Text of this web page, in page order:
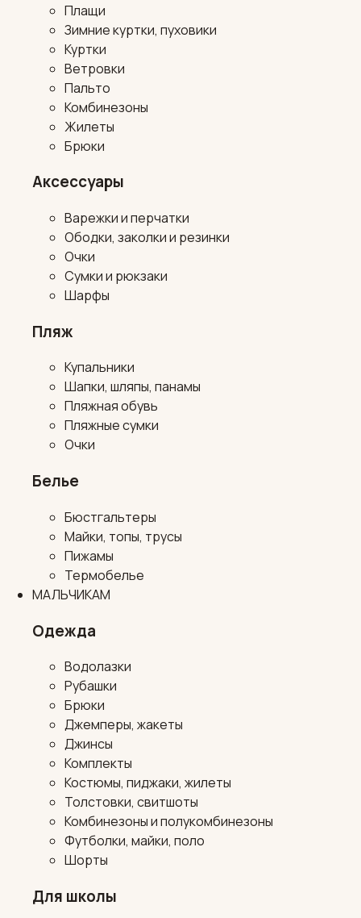
Плащи
Зимние куртки, пуховики
Куртки
Ветровки
Пальто
Комбинезоны
Жилеты
Брюки
Аксессуары
Варежки и перчатки
Ободки, заколки и резинки
Очки
Сумки и рюкзаки
Шарфы
Пляж
Купальники
Шапки, шляпы, панамы
Пляжная обувь
Пляжные сумки
Очки
Белье
Бюстгальтеры
Майки, топы, трусы
Пижамы
Термобелье
МАЛЬЧИКАМ
Одежда
Водолазки
Рубашки
Брюки
Джемперы, жакеты
Джинсы
Комплекты
Костюмы, пиджаки, жилеты
Толстовки, свитшоты
Комбинезоны и полукомбинезоны
Футболки, майки, поло
Шорты
Для школы